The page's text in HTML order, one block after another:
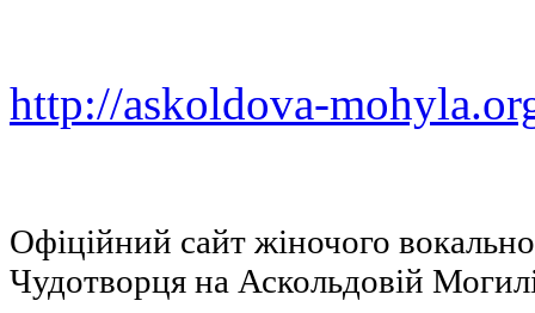
http://askoldova-
Офіційний сайт жіночого
Чудотворця на Аскольдовій